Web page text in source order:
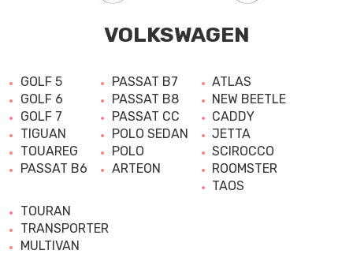
VOLKSWAGEN
GOLF 5
GOLF 6
GOLF 7
TIGUAN
TOUAREG
PASSAT B6
PASSAT B7
PASSAT B8
PASSAT CC
POLO SEDAN
POLO
ARTEON
ATLAS
NEW BEETLE
CADDY
JETTA
SCIROCCO
ROOMSTER
TAOS
TOURAN
TRANSPORTER
MULTIVAN